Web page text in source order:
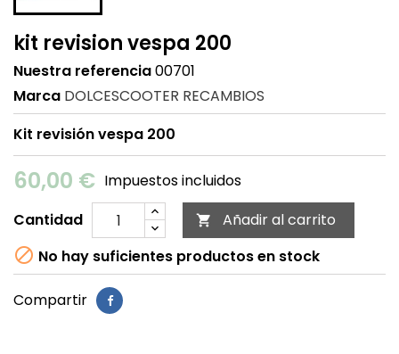
kit revision vespa 200
Nuestra referencia00701
Marca DOLCESCOOTER RECAMBIOS
Kit revisión vespa 200
60,00 € Impuestos incluidos
Cantidad
 Añadir al carrito
 No hay suficientes productos en stock
Compartir